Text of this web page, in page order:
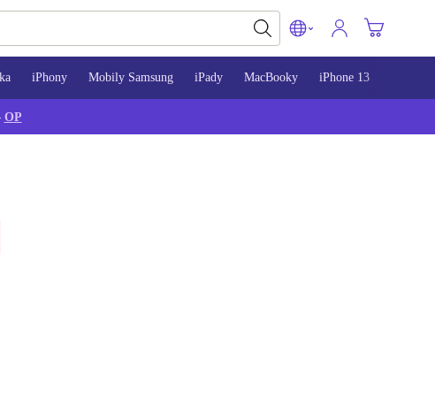
iPhony Mobily Samsung iPady MacBooky iPhone 13
OP